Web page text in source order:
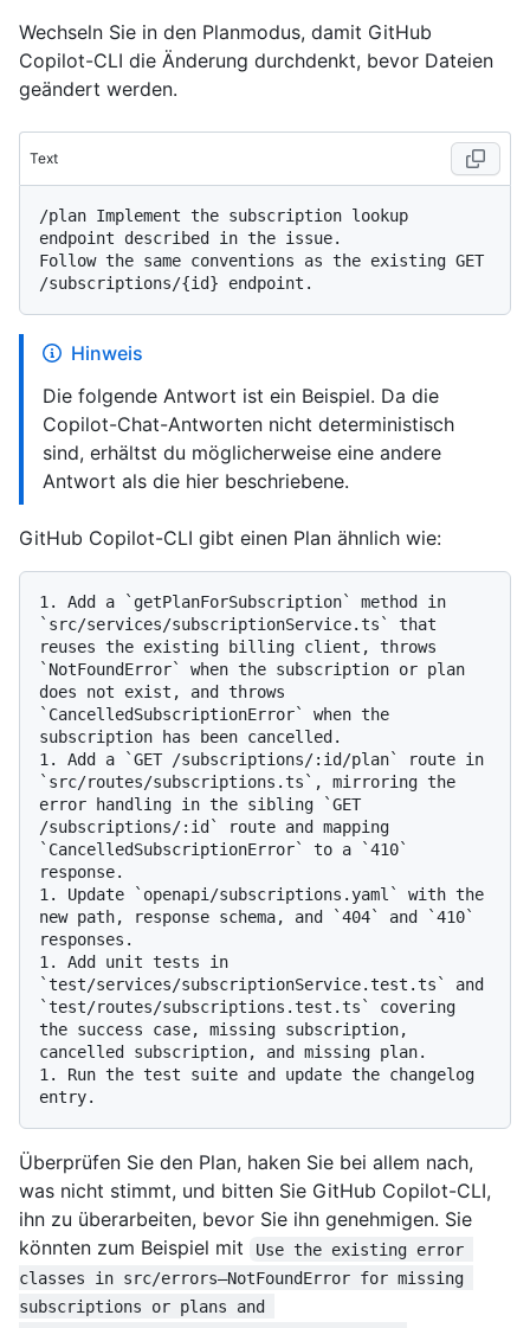
Wechseln Sie in den Planmodus, damit GitHub
Copilot-CLI die Änderung durchdenkt, bevor Dateien
geändert werden.
Text
/plan Implement the subscription lookup
endpoint described in the issue.
Follow the same conventions as the existing GET
Hinweis
Die folgende Antwort ist ein Beispiel. Da die
Copilot-Chat-Antworten nicht deterministisch
sind, erhältst du möglicherweise eine andere
Antwort als die hier beschriebene.
GitHub Copilot-CLI gibt einen Plan ähnlich wie:
1. Add a `getPlanForSubscription` method in
`src/services/subscriptionService.ts` that
reuses the existing billing client, throws
`NotFoundError` when the subscription or plan
does not exist, and throws
`CancelledSubscriptionError` when the
subscription has been cancelled.
1. Add a `GET /subscriptions/:id/plan` route in
`src/routes/subscriptions.ts`, mirroring the
error handling in the sibling `GET
/subscriptions/:id` route and mapping
`CancelledSubscriptionError` to a `410`
response.
1. Update `openapi/subscriptions.yaml` with the
new path, response schema, and `404` and `410`
responses.
1. Add unit tests in
`test/services/subscriptionService.test.ts` and
`test/routes/subscriptions.test.ts` covering
the success case, missing subscription,
cancelled subscription, and missing plan.
1. Run the test suite and update the changelog
Überprüfen Sie den Plan, haken Sie bei allem nach,
was nicht stimmt, und bitten Sie GitHub Copilot-CLI,
ihn zu überarbeiten, bevor Sie ihn genehmigen. Sie
könnten zum Beispiel mit
Use the existing error
classes in src/errors—NotFoundError for missing
subscriptions or plans and